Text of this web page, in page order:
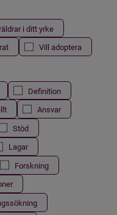
i ditt yrke
Vill adoptera
Definition
Ansvar
Stöd
Lagar
Forskning